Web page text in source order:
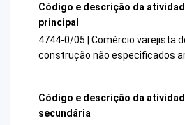
Código e descrição da
principal
4744-0/05 | Comércio varejista
construção não especificados
Código e descrição da
secundária